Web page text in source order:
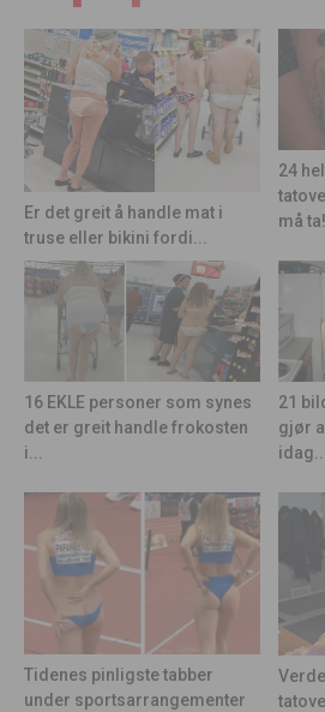
Er det greit å handle mat i
truse eller bikini fordi...
24
må ta!
16 EKLE personer som synes
det er greit handle frokosten
i...
21
gjør
Tidenes pinligste tabber
under sportsarrangementer